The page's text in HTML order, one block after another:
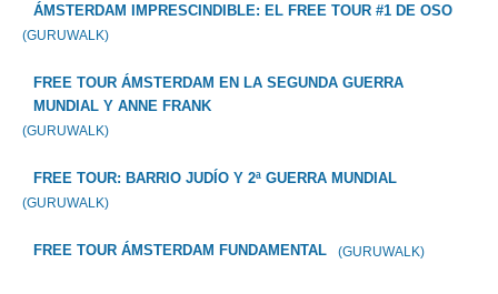
ÁMSTERDAM IMPRESCINDIBLE: EL FREE TOUR #1 DE OSO
(GURUWALK)
FREE TOUR ÁMSTERDAM EN LA SEGUNDA GUERRA
MUNDIAL Y ANNE FRANK
(GURUWALK)
FREE TOUR: BARRIO JUDÍO Y 2ª GUERRA MUNDIAL
(GURUWALK)
FREE TOUR ÁMSTERDAM FUNDAMENTAL (GURUWALK)